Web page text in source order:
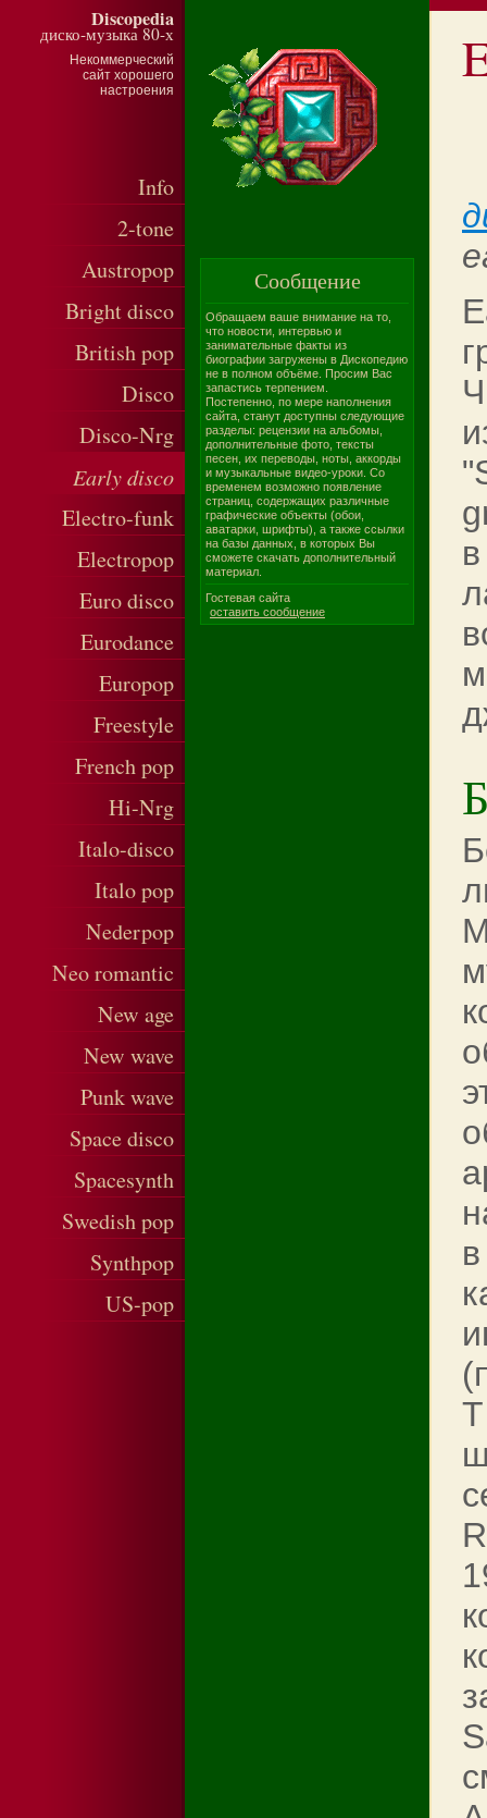
Discopedia
диско-музыка 80-х
Некоммерческий
сайт хорошего
настроения
Info
2-tone
Austropop
Bright disco
British pop
Disco
Disco-Nrg
Early disco
Electro-funk
Electropop
Euro disco
Eurodance
Europop
Freestyle
French pop
Hi-Nrg
Italo-disco
Italo pop
Nederpop
Neo romantic
New age
New wave
Punk wave
Space disco
Spacesynth
Swedish pop
Synthpop
US-pop
Сообщение
Обращаем ваше внимание на то,
что новости, интервью и
занимательные факты из
биографии загружены в Дископедию
не в полном объёме. Просим Вас
запастись терпением.
Постепенно, по мере наполнения
сайта, станут доступны следующие
разделы: рецензии на альбомы,
дополнительные фото, тексты
песен, их переводы, ноты, аккорды
и музыкальные видео-уроки. Со
временем возможно появление
страниц, содержащих различные
графические объекты (обои,
аватарки, шрифты), а также ссылки
на базы данных, в которых Вы
сможете скачать дополнительный
материал.
Гостевая сайта
оставить сообщение